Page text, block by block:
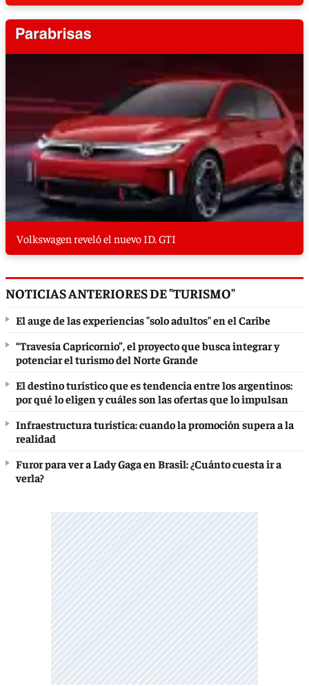
Volkswagen reveló el nuevo ID. GTI
NOTICIAS ANTERIORES DE "TURISMO"
El auge de las experiencias "solo adultos" en el Caribe
“Travesía Capricornio”, el proyecto que busca integrar y
potenciar el turismo del Norte Grande
El destino turístico que es tendencia entre los argentinos:
por qué lo eligen y cuáles son las ofertas que lo impulsan
Infraestructura turística: cuando la promoción supera a la
realidad
Furor para ver a Lady Gaga en Brasil: ¿Cuánto cuesta ir a
verla?